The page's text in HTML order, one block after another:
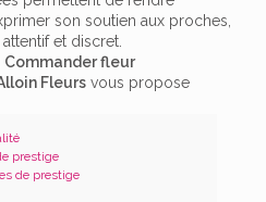
son soutien aux proches,
et discret.
Commander fleur
Fleurs vous propose
prestige
de prestige